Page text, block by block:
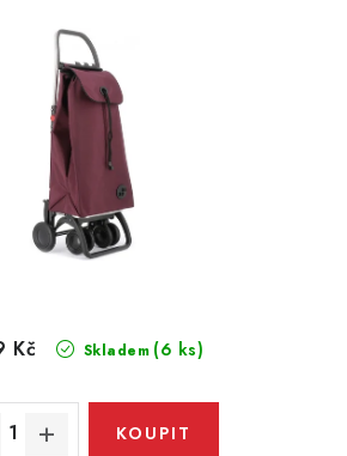
Skladem (6 ks)
Kč